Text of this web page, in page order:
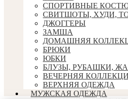
СПОРТИВНЫЕ
СВИТШОТЫ, ХУДИ,
ДЖОГГЕРЫ
ЗАМША
ДОМАШНЯЯ
БРЮКИ
ЮБКИ
БЛУЗЫ, РУБАШКИ,
ВЕЧЕРНЯЯ
ВЕРХНЯЯ ОДЕЖДА
МУЖСКАЯ ОДЕЖДА